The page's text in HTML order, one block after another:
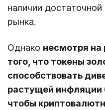
наличии
рынка.
Однако несмотря на
того, что токены
способствовать
растущей инфляции
чтобы